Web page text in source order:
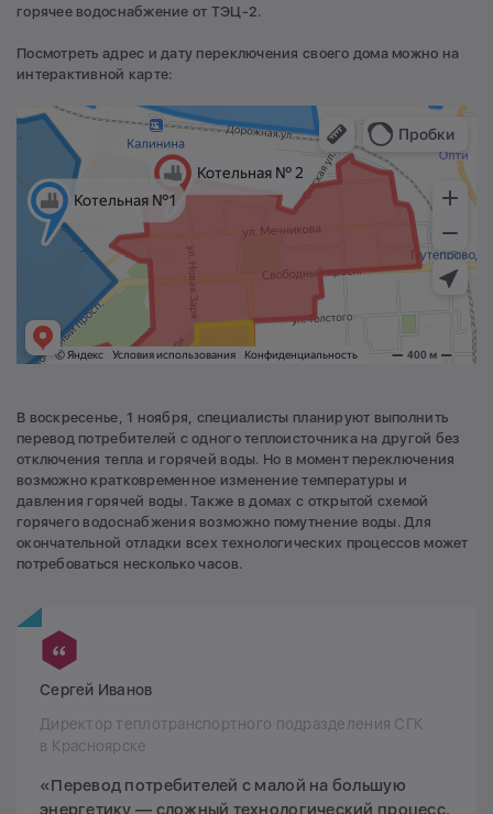
горячее водоснабжение от ТЭЦ-2.
Посмотреть адрес и дату переключения своего дома можно на
интерактивной карте:
В воскресенье, 1 ноября, специалисты планируют выполнить
перевод потребителей с одного теплоисточника на другой без
отключения тепла и горячей воды. Но в момент переключения
возможно кратковременное изменение температуры и
давления горячей воды. Также в домах с открытой схемой
горячего водоснабжения возможно помутнение воды. Для
окончательной отладки всех технологических процессов может
потребоваться несколько часов.
Сергей Иванов
Директор теплотранспортного подразделения СГК
в Красноярске
«Перевод потребителей с малой на большую
энергетику — сложный технологический процесс.